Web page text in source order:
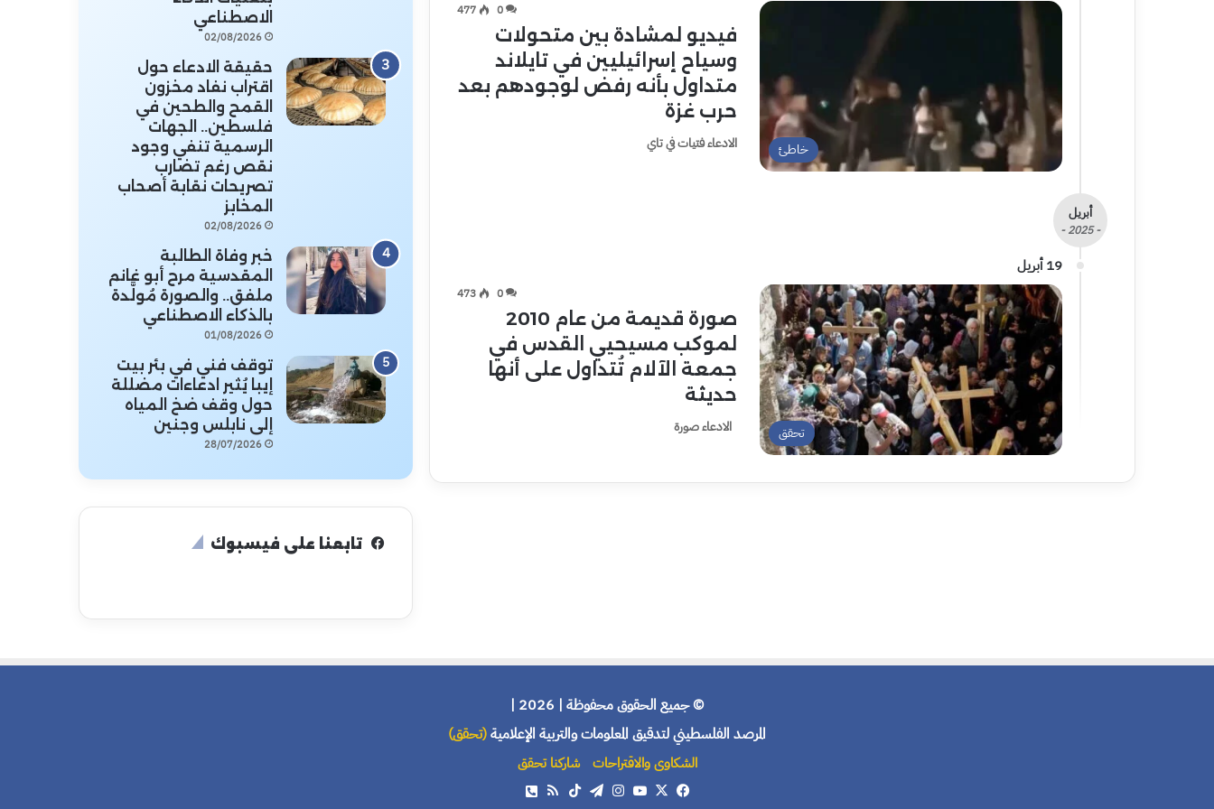
خاطئ
0
477
فيديو لمشادة بين متحولات
وسياح إسرائيليين في تايلاند
متداول بأنه رفض لوجودهم بعد
حرب غزة
الادعاء فتيات في تاي
أبريل
- 2025 -
19 أبريل
تحقق
0
473
صورة قديمة من عام 2010
لموكب مسيحيي القدس في
جمعة الآلام تُتداول على أنها
حديثة
الادعاء صورة
الاصطناعي
02/08/2026
حقيقة الادعاء حول
اقتراب نفاد مخزون
القمح والطحين في
فلسطين.. الجهات
الرسمية تنفي وجود
نقص رغم تضارب
تصريحات نقابة أصحاب
المخابز
02/08/2026
خبر وفاة الطالبة
المقدسية مرح أبو غانم
ملفق.. والصورة مُولَّدة
بالذكاء الاصطناعي
01/08/2026
توقف فني في بئر بيت
إيبا يُثير ادعاءات مضللة
حول وقف ضخ المياه
إلى نابلس وجنين
28/07/2026
تابعنا على فيسبوك
© جميع الحقوق محفوظة | 2026 |
المرصد الفلسطيني لتدقيق المعلومات والتربية الإعلامية(تحقق)
الشكاوى والاقتراحات
شاركنا تحقق
فيسبوك
X يوتيوبانستقرامتيلقرام‫TikTokملخص